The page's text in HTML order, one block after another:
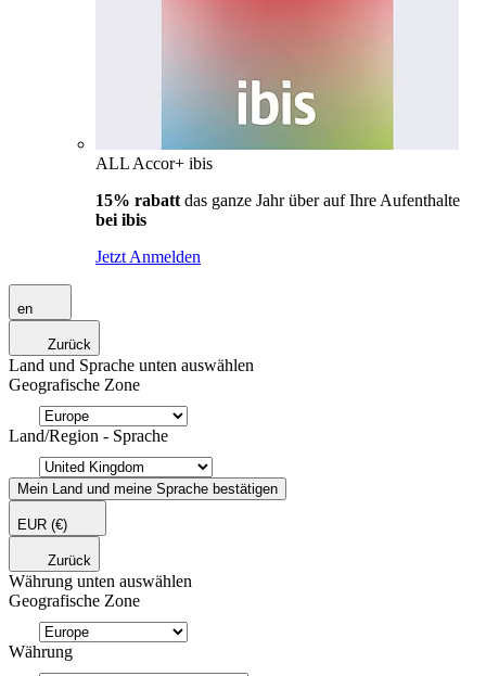
ALL Accor+ ibis
15% rabatt das ganze Jahr über auf Ihre Aufenthalte
bei ibis
Jetzt Anmelden
en
Zurück
Land und Sprache unten auswählen
Geografische Zone
Land/Region - Sprache
Mein Land und meine Sprache bestätigen
EUR (€)
Zurück
Währung unten auswählen
Geografische Zone
Währung